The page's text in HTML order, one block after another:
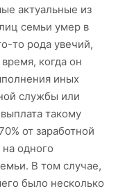
актуальные из
семьи умер в
то рода увечий,
когда он
иных
службы или
такому
от заработной
одного
В том случае,
было несколько